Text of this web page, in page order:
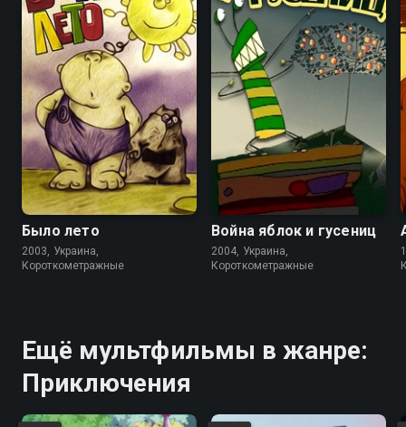
Было лето
2003, Украина,
Короткометражные
Война яблок и гусениц
2004, Украина,
Короткометражные
Ещё мультфильмы в жанре:
Приключения